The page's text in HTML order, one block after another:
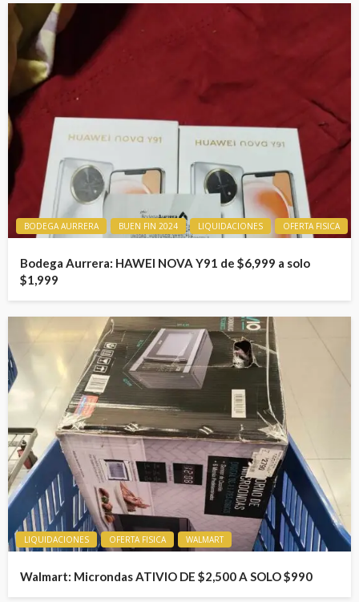
BODEGA AURRERA BUEN FIN 2024 LIQUIDACIONES OFERTA FISICA
Bodega Aurrera: HAWEI NOVA Y91 de $6,999 a solo
$1,999
LIQUIDACIONES OFERTA FISICA WALMART
Walmart: Microndas ATIVIO DE $2,500 A SOLO $990